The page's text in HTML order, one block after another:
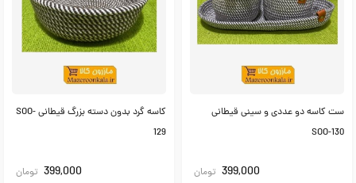
ست کاسه دو عددی و سینی قیطانی
SOO-130
399,000 تومان
کاسه گرد بدون دسته بزرگ قیطانی SOO-
129
399,000 تومان